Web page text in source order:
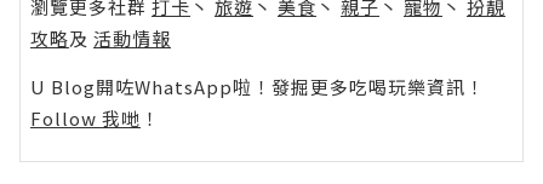
瀏覽更多社群 打卡 丶 旅遊 丶 美食 丶 親子 丶 寵物 丶 扮靚
攻略及 活動情報
U Blog開咗WhatsApp啦！發掘更多吃喝玩樂資訊！
Follow 我哋 ！